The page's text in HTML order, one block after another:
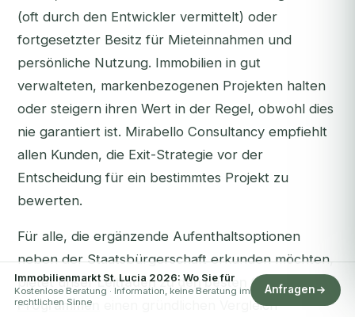
(oft durch den Entwickler vermittelt) oder
fortgesetzter Besitz für Mieteinnahmen und
persönliche Nutzung. Immobilien in gut
verwalteten, markenbezogenen Projekten halten
oder steigern ihren Wert in der Regel, obwohl dies
nie garantiert ist. Mirabello Consultancy empfiehlt
allen Kunden, die Exit-Strategie vor der
Entscheidung für ein bestimmtes Projekt zu
bewerten.
Für alle, die ergänzende Aufenthaltsoptionen
neben der Staatsbürgerschaft erkunden möchten,
bietet unserLeitfaden zu den besten Golden-Visa-
Programmen
einen gründlichen Vergleich
Immobilienmarkt St. Lucia 2026: Wo Sie für
Kostenlose Beratung · Information, keine Beratung im
rechtlichen Sinne
Anfragen